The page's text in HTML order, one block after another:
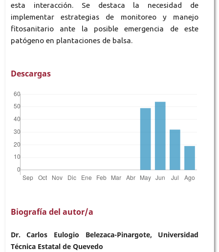
esta interacción. Se destaca la necesidad de
implementar estrategias de monitoreo y manejo
fitosanitario ante la posible emergencia de este
patógeno en plantaciones de balsa.
Descargas
Biografía del autor/a
Dr. Carlos Eulogio Belezaca-Pinargote, Universidad
Técnica Estatal de Quevedo